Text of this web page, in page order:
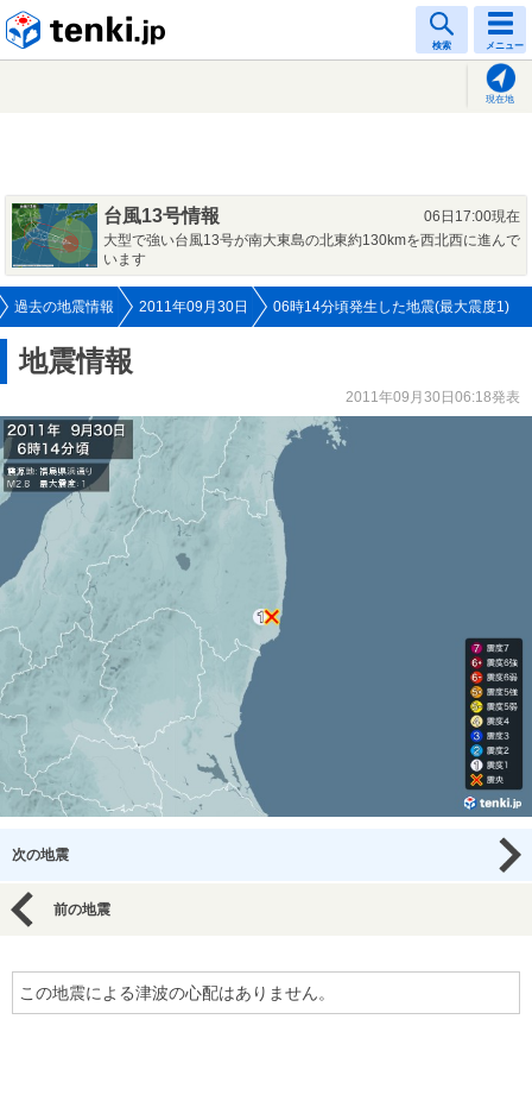
検索 メニュー
現在地
台風13号情報
06日17:00現在
大型で強い台風13号が南大東島の北東約130kmを西北西に進んで
います
過去の地震情報 2011年09月30日 06時14分頃発生した地震(最大震度1)
地震情報
2011年09月30日06:18発表
次の地震
前の地震
この地震による津波の心配はありません。